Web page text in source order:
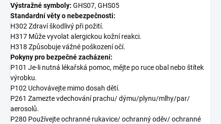
Výstražné symboly: GHS07, GHS05
Standardní věty o nebezpečnosti:
H302 Zdraví škodlivý při požití.
H317 Může vyvolat alergickou kožní reakci.
H318 Způsobuje vážné poškození očí.
Pokyny pro bezpečné zacházení:
P101 Je-li nutná lékařská pomoc, mějte po ruce obal nebo štítek
výrobku.
P102 Uchovávejte mimo dosah dětí.
P261 Zamezte vdechování prachu/ dýmu/plynu/mlhy/par/
aerosolů.
P280 Používejte ochranné rukavice/ ochranný oděv/ ochranné